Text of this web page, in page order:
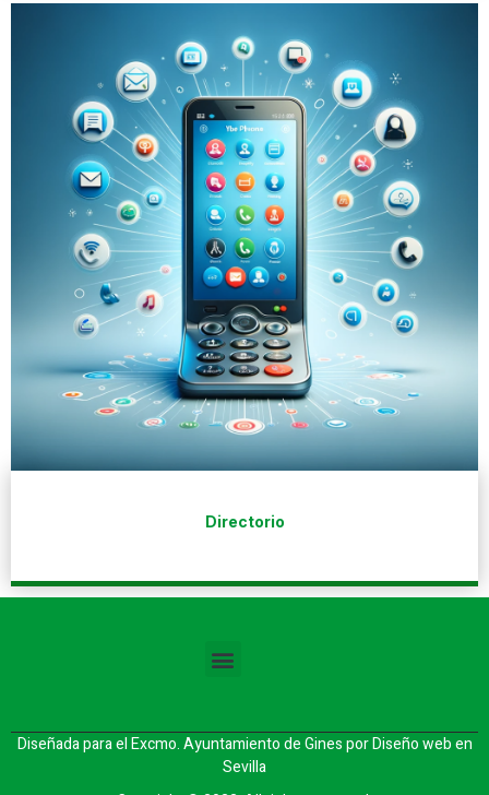
Directorio
Diseñada para el Excmo. Ayuntamiento de Gines porDiseño web en
Sevilla